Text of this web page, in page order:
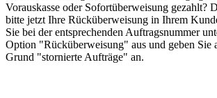
Vorauskasse oder Sofortüberweisung gezahlt?
bitte jetzt Ihre Rücküberweisung in Ihrem
Sie bei der entsprechenden Auftragsnummer
Option "Rücküberweisung" aus und geben Sie
Grund "stornierte Aufträge" an.